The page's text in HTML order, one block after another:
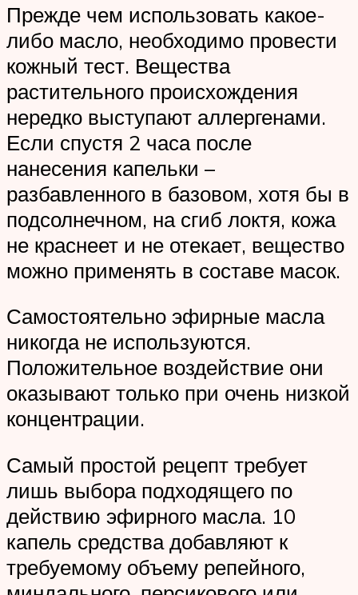
Прежде чем использовать какое-
либо масло, необходимо провести
кожный тест. Вещества
растительного происхождения
нередко выступают аллергенами.
Если спустя 2 часа после
нанесения капельки –
разбавленного в базовом, хотя бы в
подсолнечном, на сгиб локтя, кожа
не краснеет и не отекает, вещество
можно применять в составе масок.
Самостоятельно эфирные масла
никогда не используются.
Положительное воздействие они
оказывают только при очень низкой
концентрации.
Самый простой рецепт требует
лишь выбора подходящего по
действию эфирного масла. 10
капель средства добавляют к
требуемому объему репейного,